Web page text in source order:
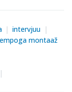
intervjuu
montaaž